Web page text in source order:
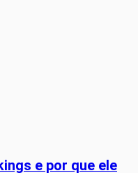
e por que ele